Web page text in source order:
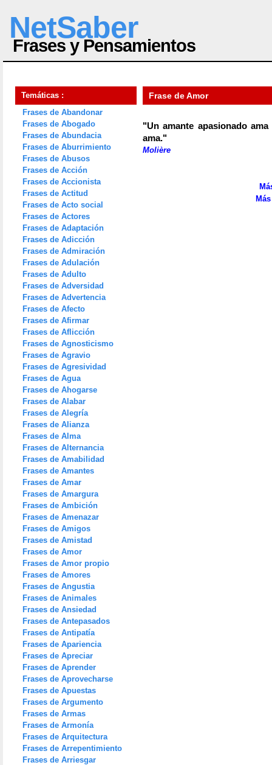
NetSaber
Frases y Pensamientos
Temáticas :
Frases de Abandonar
Frases de Abogado
Frases de Abundacia
Frases de Aburrimiento
Frases de Abusos
Frases de Acción
Frases de Accionista
Frases de Actitud
Frases de Acto social
Frases de Actores
Frases de Adaptación
Frases de Adicción
Frases de Admiración
Frases de Adulación
Frases de Adulto
Frases de Adversidad
Frases de Advertencia
Frases de Afecto
Frases de Afirmar
Frases de Aflicción
Frases de Agnosticismo
Frases de Agravio
Frases de Agresividad
Frases de Agua
Frases de Ahogarse
Frases de Alabar
Frases de Alegría
Frases de Alianza
Frases de Alma
Frases de Alternancia
Frases de Amabilidad
Frases de Amantes
Frases de Amar
Frases de Amargura
Frases de Ambición
Frases de Amenazar
Frases de Amigos
Frases de Amistad
Frases de Amor
Frases de Amor propio
Frases de Amores
Frases de Angustia
Frases de Animales
Frases de Ansiedad
Frases de Antepasados
Frases de Antipatía
Frases de Apariencia
Frases de Apreciar
Frases de Aprender
Frases de Aprovecharse
Frases de Apuestas
Frases de Argumento
Frases de Armas
Frases de Armonía
Frases de Arquitectura
Frases de Arrepentimiento
Frases de Arriesgar
Frase de Amor
"Un amante apasionado
ama."
Molière